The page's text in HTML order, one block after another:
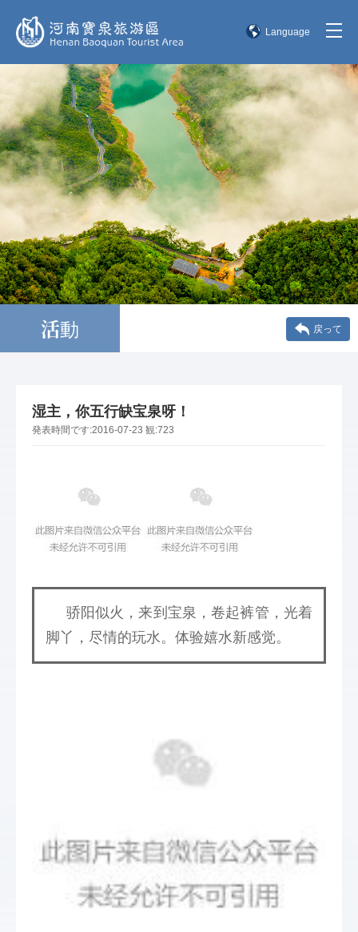
Language
English
한국어
日本語
活動 戻って
湿主，你五行缺宝泉呀！
発表時間です:2016-07-23 観:723
骄阳似火，来到宝泉，卷起裤管，光着
脚丫，尽情的玩水。 体验嬉水新感觉。